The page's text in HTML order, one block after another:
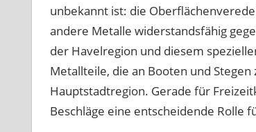
unbekannt ist: die
andere Metalle widerstandsfähig
der Havelregion und diesem
Metallteile, die an Booten und
Hauptstadtregion. Gerade für
Beschläge eine entscheidende Rolle